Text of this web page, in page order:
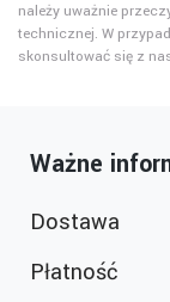
należy uważnie
technicznej. W
skonsultować się z
Ważne
Dostawa
Płatność